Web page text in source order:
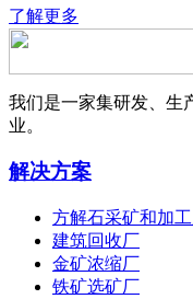
了解更多
我们是一家集研发、生
业。
解决方案
方解石采矿和加
建筑回收厂
金矿浓缩厂
铁矿选矿厂